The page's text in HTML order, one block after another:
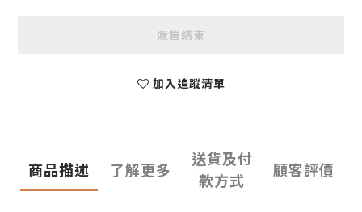
販售結束
加入追蹤清單
商品描述 了解更多
送貨及付
款方式
顧客評價